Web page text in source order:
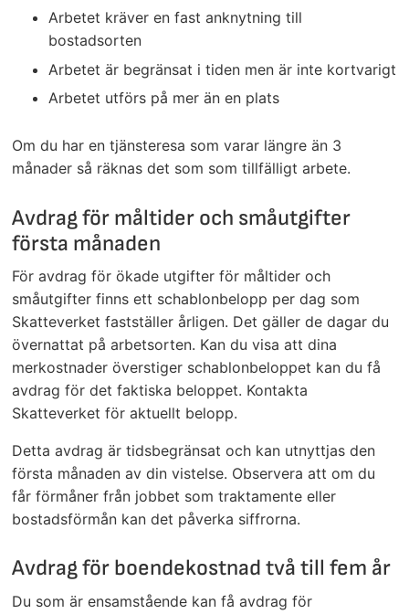
Arbetet kräver en fast anknytning till
bostadsorten
Arbetet är begränsat i tiden men är inte kortvarigt
Arbetet utförs på mer än en plats
Om du har en tjänsteresa som varar längre än 3
månader så räknas det som som tillfälligt arbete.
Avdrag för måltider och småutgifter
första månaden
För avdrag för ökade utgifter för måltider och
småutgifter finns ett schablonbelopp per dag som
Skatteverket fastställer årligen. Det gäller de dagar du
övernattat på arbetsorten. Kan du visa att dina
merkostnader överstiger schablonbeloppet kan du få
avdrag för det faktiska beloppet. Kontakta
Skatteverket för aktuellt belopp.
Detta avdrag är tidsbegränsat och kan utnyttjas den
första månaden av din vistelse. Observera att om du
får förmåner från jobbet som traktamente eller
bostadsförmån kan det påverka siffrorna.
Avdrag för boendekostnad två till fem år
Du som är ensamstående kan få avdrag för